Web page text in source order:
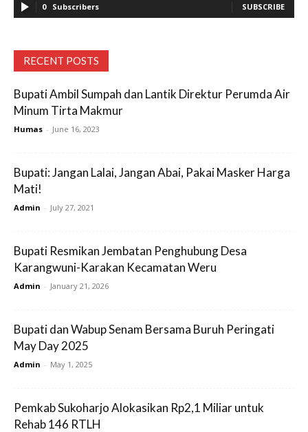
0 Subscribers SUBSCRIBE
RECENT POSTS
Bupati Ambil Sumpah dan Lantik Direktur Perumda Air
Minum Tirta Makmur
Humas - June 16, 2023
Bupati: Jangan Lalai, Jangan Abai, Pakai Masker Harga
Mati!
Admin - July 27, 2021
Bupati Resmikan Jembatan Penghubung Desa
Karangwuni-Karakan Kecamatan Weru
Admin - January 21, 2026
Bupati dan Wabup Senam Bersama Buruh Peringati
May Day 2025
Admin - May 1, 2025
Pemkab Sukoharjo Alokasikan Rp2,1 Miliar untuk
Rehab 146 RTLH